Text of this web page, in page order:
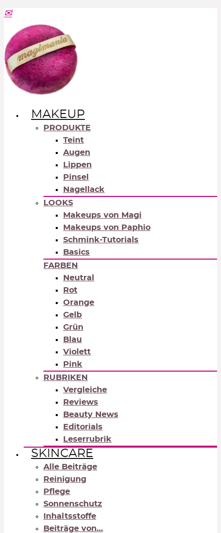
MAKEUP
PRODUKTE
Teint
Augen
Lippen
Pinsel
Nagellack
LOOKS
Makeups von Magi
Makeups von Paphio
Schmink-Tutorials
Basics
FARBEN
Neutral
Rot
Orange
Gelb
Grün
Blau
Violett
Pink
RUBRIKEN
Vergleiche
Reviews
Beauty News
Editorials
Leserrubrik
SKINCARE
Alle Beiträge
Reinigung
Pflege
Sonnenschutz
Inhaltsstoffe
Beiträge von…